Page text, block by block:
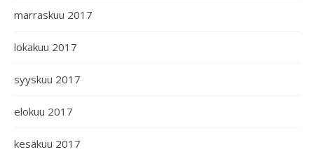
marraskuu 2017
lokakuu 2017
syyskuu 2017
elokuu 2017
kesäkuu 2017